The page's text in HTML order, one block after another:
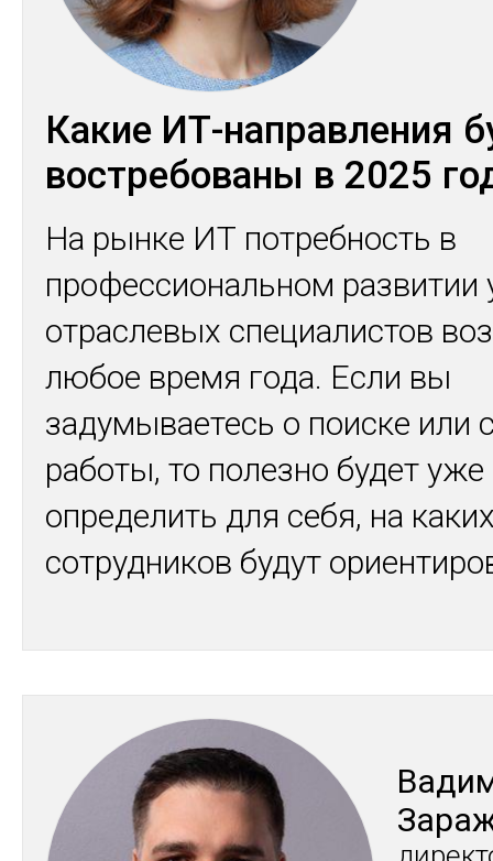
Какие ИТ-направления
востребованы в 2025
На рынке ИТ потребность в
профессиональном развитии
отраслевых специалистов
любое время года. Если вы
задумываетесь о поиске или
работы, то полезно будет уже
определить для себя, на
сотрудников будут